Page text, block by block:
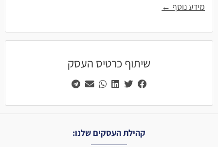
מידע נוסף ←
שיתוף כרטיס העסק
קהילת העסקים שלנו: